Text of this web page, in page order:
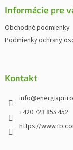
Informácie pre
Obchodné podmienky
Podmienky ochrany
Kontakt
info@
+420 723 855 452
https://